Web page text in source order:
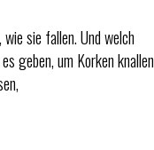
sie fallen. Und welch
geben, um Korken knallen